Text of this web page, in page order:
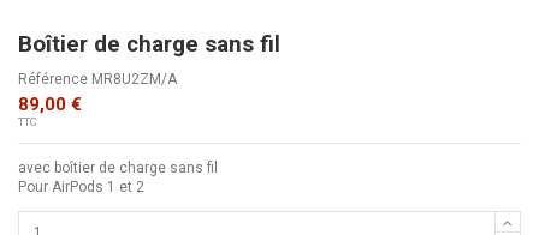
Boîtier de charge sans fil
Référence MR8U2ZM/A
89,00 €
TTC
avec boîtier de charge sans fil
Pour AirPods 1 et 2